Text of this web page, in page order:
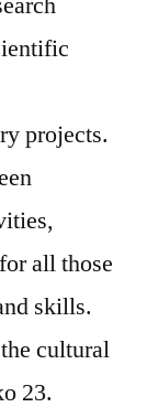
projects.
all those
skills.
cultural
23.